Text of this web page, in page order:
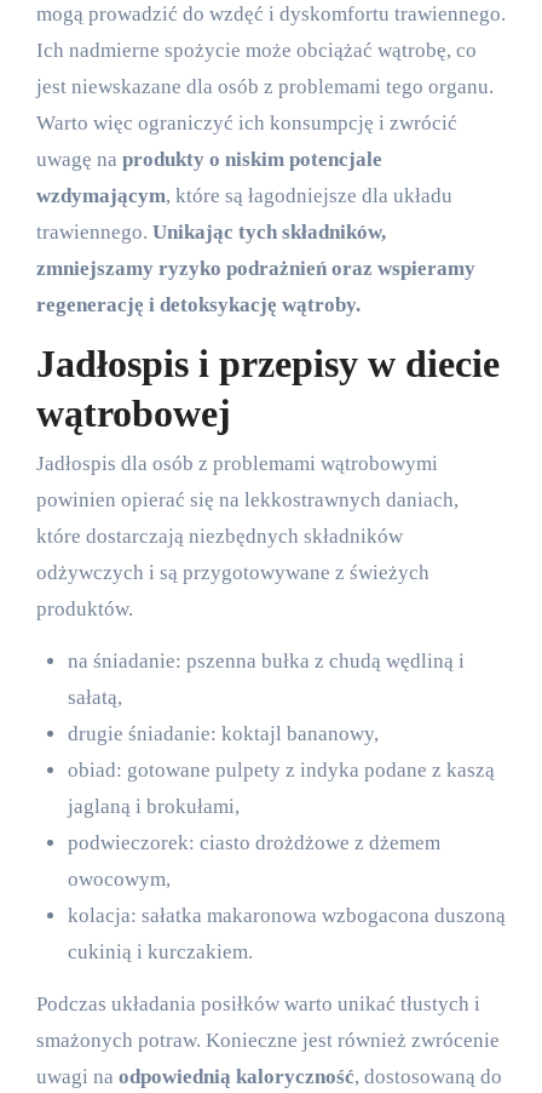
mogą prowadzić do wzdęć i dyskomfortu trawiennego.
Ich nadmierne spożycie może obciążać wątrobę, co
jest niewskazane dla osób z problemami tego organu.
Warto więc ograniczyć ich konsumpcję i zwrócić
uwagę na produkty o niskim potencjale
wzdymającym, które są łagodniejsze dla układu
trawiennego. Unikając tych składników,
zmniejszamy ryzyko podrażnień oraz wspieramy
regenerację i detoksykację wątroby.
Jadłospis i przepisy w diecie
wątrobowej
Jadłospis dla osób z problemami wątrobowymi
powinien opierać się na lekkostrawnych daniach,
które dostarczają niezbędnych składników
odżywczych i są przygotowywane z świeżych
produktów.
na śniadanie: pszenna bułka z chudą wędliną i
sałatą,
drugie śniadanie: koktajl bananowy,
obiad: gotowane pulpety z indyka podane z kaszą
jaglaną i brokułami,
podwieczorek: ciasto drożdżowe z dżemem
owocowym,
kolacja: sałatka makaronowa wzbogacona duszoną
cukinią i kurczakiem.
Podczas układania posiłków warto unikać tłustych i
smażonych potraw. Konieczne jest również zwrócenie
uwagi na odpowiednią kaloryczność, dostosowaną do